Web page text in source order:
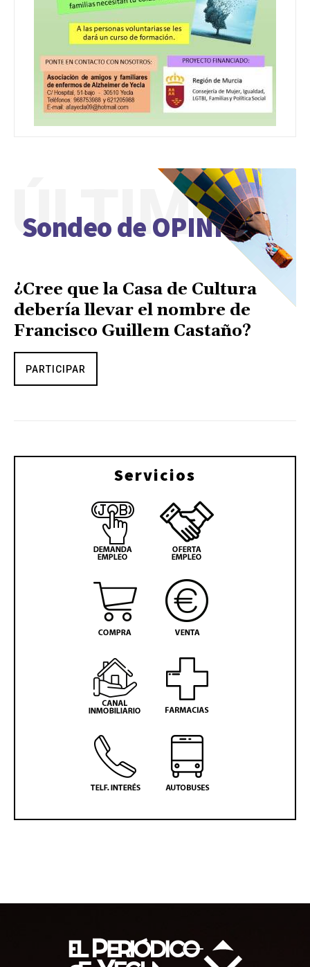
Sondeo de OPINIÓN
ÚLTIMO
¿Cree que la Casa de Cultura
debería llevar el nombre de
Francisco Guillem Castaño?
PARTICIPAR
Servicios